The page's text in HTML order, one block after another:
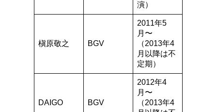
演）
槇原敬之 BGV
2011年5
月〜
（2013年4
月以降は不
定期）
DAIGO BGV
2012年4
月〜
（2013年4